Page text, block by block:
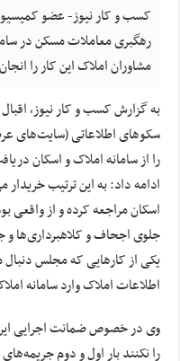
کسب و کار نیوز- عضو
رهگبری معاملات مسکن در
مشاوران املاک این کار را
به گزارش کسب و کار نیوز،
سکو‌های اطلاعاتی (سایت‌های
را از سامانه املاک و اسکان
ادامه داد: به این ترتیب خریدار
اسکان مراجعه کرده و از واقعی
جلوی اجحاف و کلاهبرداری‌ها
یکی از کار‌هایی که مجلس
اطلاعات املاک وارد سامانه
وی در خصوص ضمانت اجرایی این
را نکنند بار اول و دوم